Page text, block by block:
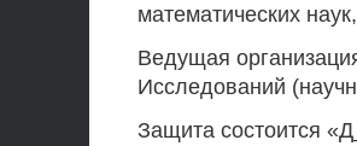
математических
Ведущая
Исследований
Защита состоится